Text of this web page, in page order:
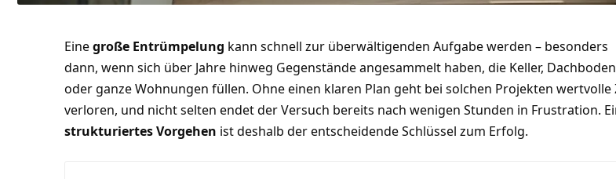
Einegroße Entrümpelung kann schnell zur überwältigenden Aufgabe werden – besonders
dann, wenn sich über Jahre hinweg Gegenstände angesammelt haben, die Keller, Dachboden
oder ganze Wohnungen füllen. Ohne einen klaren Plan geht bei solchen Projekten wertvolle
verloren, und nicht selten endet der Versuch bereits nach wenigen Stunden in Frustration.
strukturiertes Vorgehen ist deshalb der entscheidende Schlüssel zum Erfolg.